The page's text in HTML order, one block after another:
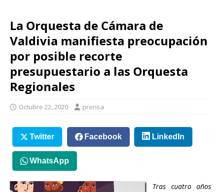
La Orquesta de Cámara de
Valdivia manifiesta preocupación
por posible recorte
presupuestario a las Orquesta
Regionales
Octubre 22, 2020 prensa
Twitter Facebook LinkedIn
WhatsApp
Tras cuatro años